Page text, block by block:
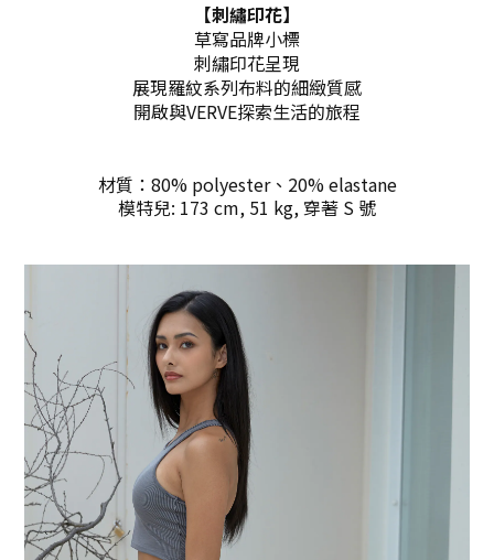
【刺繡印花】
草寫品牌⼩標
刺繡印花呈現
展現羅紋系列布料的細緻質感
開啟與VERVE探索⽣活的旅程
材質：80% polyester、20% elastane
模特兒: 173 cm, 51 kg, 穿著 S 號